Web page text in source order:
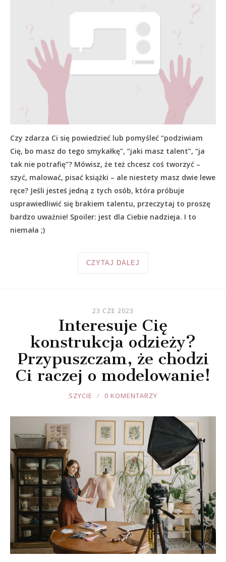
Czy zdarza Ci się powiedzieć lub pomyśleć “podziwiam
Cię, bo masz do tego smykałkę”, “jaki masz talent”, “ja
tak nie potrafię”? Mówisz, że też chcesz coś tworzyć –
szyć, malować, pisać książki – ale niestety masz dwie lewe
ręce? Jeśli jesteś jedną z tych osób, która próbuje
usprawiedliwić się brakiem talentu, przeczytaj to proszę
bardzo uważnie! Spoiler: jest dla Ciebie nadzieja. I to
niemała ;)
CZYTAJ DALEJ
23 CZE 2023
Interesuje Cię
konstrukcja odzieży?
Przypuszczam, że chodzi
Ci raczej o modelowanie!
JOULE
SZYCIE 0 KOMENTARZY